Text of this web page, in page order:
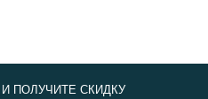
ПОЛУЧИТЕ СКИДКУ